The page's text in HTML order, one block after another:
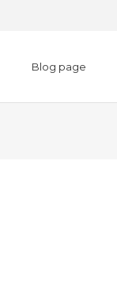
Blog page